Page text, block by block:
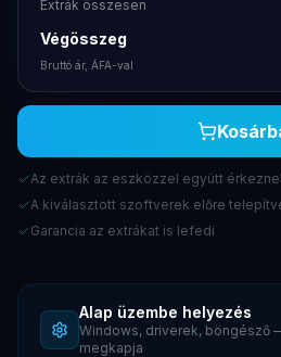
Extrák összesen
Végösszeg
Bruttó ár, ÁFA-val
Az extrák az eszközzel együtt
A kiválasztott szoftverek előre
Garancia az extrákat is lefedi
Alap üzembe helyezés
Windows, driverek, böngésző
megkapja